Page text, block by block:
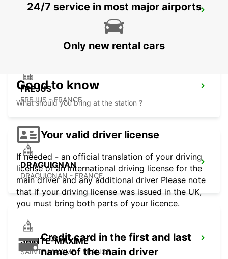
CANNES AIRPORT
CANNES LA BOCCA - FRANCE
FREJUS
FREJUS - FRANCE
DRAGUIGNAN
DRAGUIGNAN - FRANCE
SAINTE-MAXIME
SAINTE MAXIME - FRANCE
24/7 service in most major airports
Only new rental cars
Good to know
What should you bring at the station ?
Your valid driver license
If needed - an official translation of your driving
license or an international driving license for the
main driver and any additional driver Please note
that if your driving license was issued in the UK,
you must bring both parts of your licence.
Credit card in the first and last
name of the main driver